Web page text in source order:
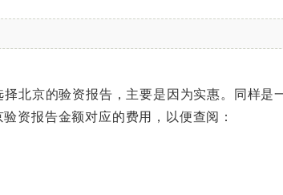
京的验资报告，主要是因为实惠。同样是
资报告金额对应的费用，以便查阅：